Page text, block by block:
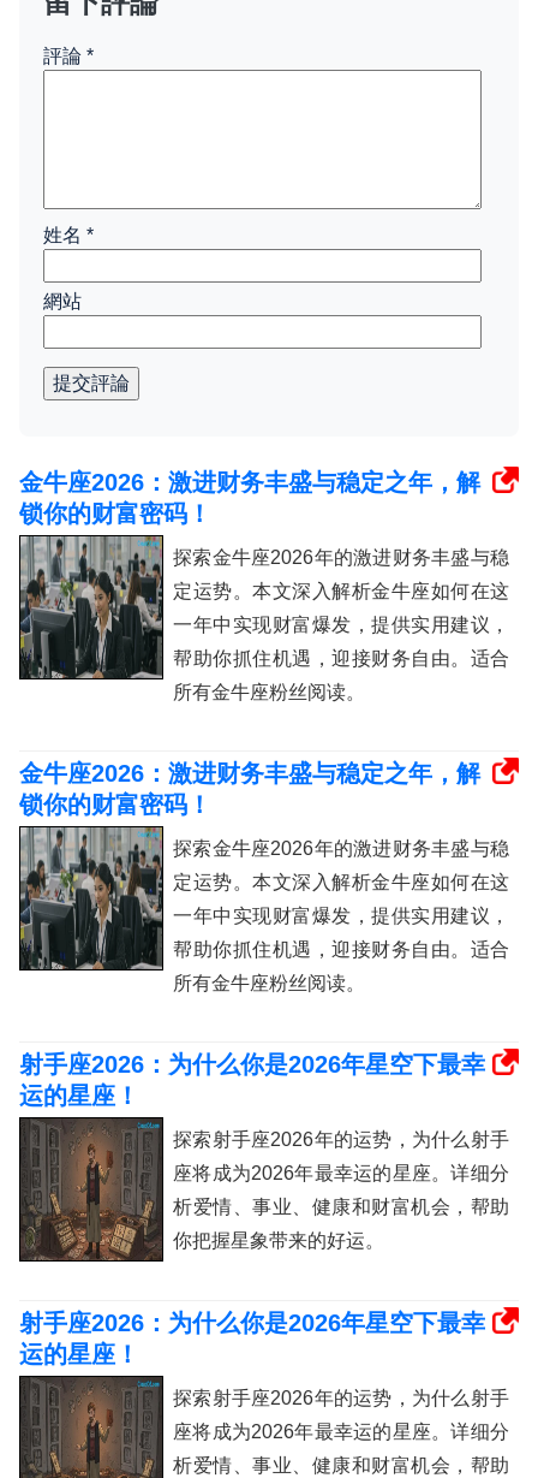
評論 *
姓名 *
網站
提交評論
金牛座2026：激进财务丰盛与稳定之年，解
锁你的财富密码！
探索金牛座2026年的激进财务丰盛与稳
定运势。本文深入解析金牛座如何在这
一年中实现财富爆发，提供实用建议，
帮助你抓住机遇，迎接财务自由。适合
所有金牛座粉丝阅读。
金牛座2026：激进财务丰盛与稳定之年，解
锁你的财富密码！
探索金牛座2026年的激进财务丰盛与稳
定运势。本文深入解析金牛座如何在这
一年中实现财富爆发，提供实用建议，
帮助你抓住机遇，迎接财务自由。适合
所有金牛座粉丝阅读。
射手座2026：为什么你是2026年星空下最幸
运的星座！
探索射手座2026年的运势，为什么射手
座将成为2026年最幸运的星座。详细分
析爱情、事业、健康和财富机会，帮助
你把握星象带来的好运。
射手座2026：为什么你是2026年星空下最幸
运的星座！
探索射手座2026年的运势，为什么射手
座将成为2026年最幸运的星座。详细分
析爱情、事业、健康和财富机会，帮助